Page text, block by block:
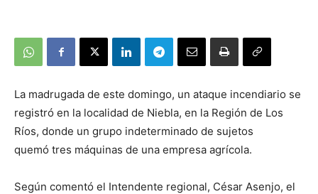
La madrugada de este domingo, un ataque incendiario se
registró en la localidad de Niebla, en la Región de Los
Ríos, donde un grupo indeterminado de sujetos
quemó tres máquinas de una empresa agrícola.
Según comentó el Intendente regional, César Asenjo, el